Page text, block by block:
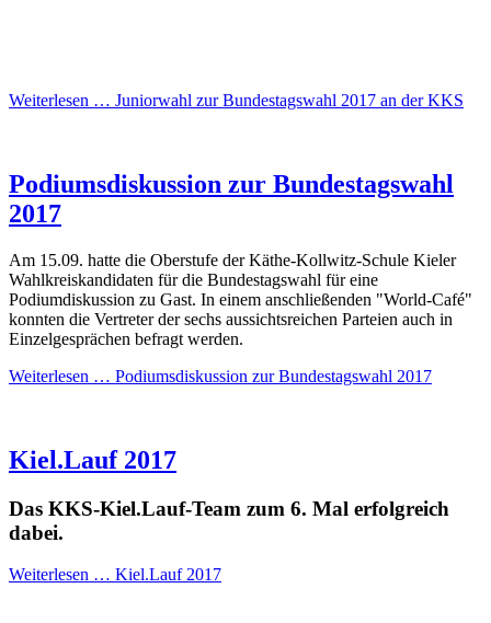
Weiterlesen … Juniorwahl zur Bundestagswahl 2017 an der KKS
Podiumsdiskussion zur Bundestagswahl
2017
Am 15.09. hatte die Oberstufe der Käthe-Kollwitz-Schule Kieler
Wahlkreiskandidaten für die Bundestagswahl für eine
Podiumdiskussion zu Gast. In einem anschließenden "World-Café"
konnten die Vertreter der sechs aussichtsreichen Parteien auch in
Einzelgesprächen befragt werden.
Weiterlesen … Podiumsdiskussion zur Bundestagswahl 2017
Kiel.Lauf 2017
Das KKS-Kiel.Lauf-Team zum 6. Mal erfolgreich
dabei.
Weiterlesen … Kiel.Lauf 2017